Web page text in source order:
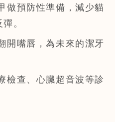
做預防性準備，減少貓
。
開嘴唇，為未來的潔牙
檢查、心臟超音波等診